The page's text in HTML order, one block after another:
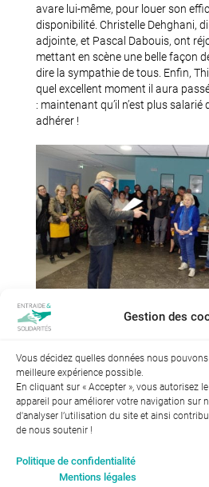
Gestion des
Vous décidez quelles données nous
meilleure expérience possible.
En cliquant sur « Accepter », vous autorisez
appareil pour améliorer votre navigation sur
d'analyser l’utilisation du site et ainsi
de nous soutenir !
Politique de confidentialité
Mentions légales
avare lui-même, pour louer son
disponibilité. Christelle Dehghani,
adjointe, et Pascal Dabouis, ont
mettant en scène une belle façon
dire la sympathie de tous. Enfin,
quel excellent moment il aura
: maintenant qu’il n’est plus salarié
adhérer !
femmes : 94